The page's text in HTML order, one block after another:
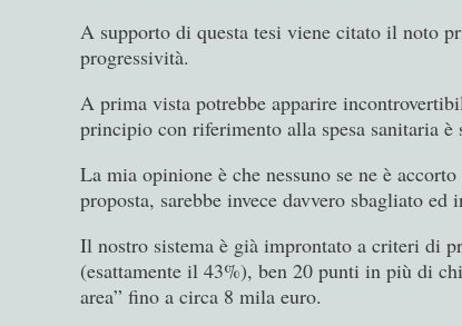
A supporto di questa tesi viene citato il noto
progressività.
A prima vista potrebbe apparire
principio con riferimento alla spesa sanitaria
La mia opinione è che nessuno se ne è
proposta, sarebbe invece davvero sbagliato ed
Il nostro sistema è già improntato a criteri di
(esattamente il 43%), ben 20 punti in più di
area” fino a circa 8 mila euro.